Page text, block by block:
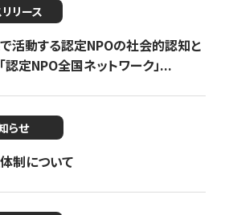
リース
活動する認定NPOの社会的認知と
定NPO全国ネットワーク」...
らせ
制について